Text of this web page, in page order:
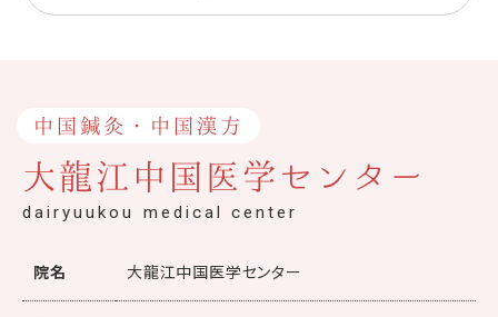
中国鍼灸・中国漢方
大龍江中国医学センター
dairyuukou medical center
院名 大龍江中国医学センター